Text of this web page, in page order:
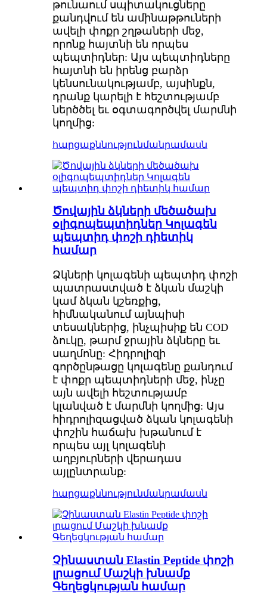
թունաում սպիտակուցները
քանդվում են ամինաթթուների
ավելի փոքր շղթաների մեջ,
որոնք հայտնի են որպես
պեպտիդներ: Այս պեպտիդները
հայտնի են իրենց բարձր
կենսունակությամբ, այսինքն,
դրանք կարելի է հեշտությամբ
ներծծել եւ օգտագործվել մարմնի
կողմից:
հարցաքննությունմանրամասն
Ծովային ձկների մեծածախ
օլիգոպեպտիդներ Կոլագեն
պեպտիդ փոշի դիետիկ
համար
Ձկների կոլագենի պեպտիդ փոշի
պատրաստված է ձկան մաշկի
կամ ձկան կշեռքից,
հիմնականում այնպիսի
տեսակներից, ինչպիսիք են COD
ձուկը, թարմ ջրային ձկները եւ
սաղմոնը: Հիդրոլիզի
գործընթացը կոլագենը քանդում
է փոքր պեպտիդների մեջ, ինչը
այն ավելի հեշտությամբ
կլանված է մարմնի կողմից: Այս
հիդրոլիզացված ձկան կոլագենի
փոշին հաճախ խթանում է
որպես այլ կոլագենի
աղբյուրների վերադաս
այլընտրանք:
հարցաքննությունմանրամասն
Չինաստան Elastin Peptide փոշի
լրացում Մաշկի խնամք
Գեղեցկության համար